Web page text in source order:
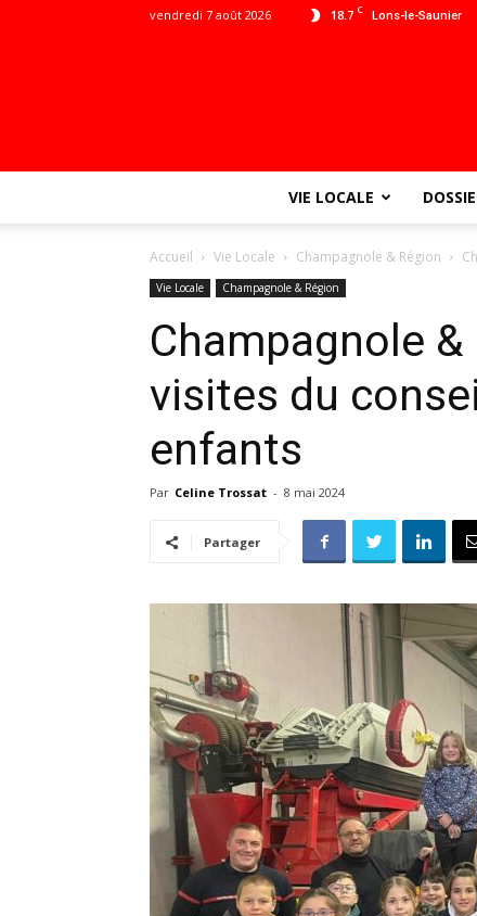
18.7 C Lons-le-Saunier
vendredi 7 août 2026
VIE LOCALE
Accueil Vie Locale Champagnole & Région
Vie Locale Champagnole & Région
Champagnole
visites du
enfants
Par Celine Trossat - 8 mai 2024
Partager